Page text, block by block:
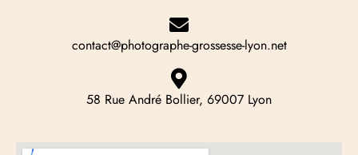
contact@photographe-grossesse-lyon.net
58 Rue André Bollier, 69007 Lyon